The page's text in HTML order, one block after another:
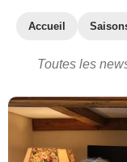
Accueil
Toutes les